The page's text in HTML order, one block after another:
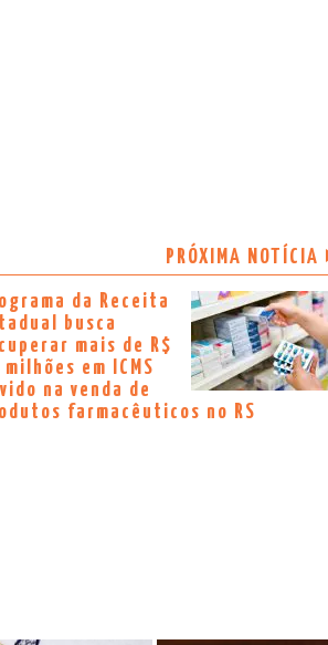
PRÓXIMA NOTÍCIA
da Receita
busca
mais de R$
milhões em ICMS
na venda de
farmacêuticos no RS